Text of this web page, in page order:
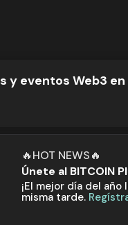
y eventos Web3
🔥HOT NEWS🔥
Únete al BITCOIN
¡El mejor día del
misma tarde.